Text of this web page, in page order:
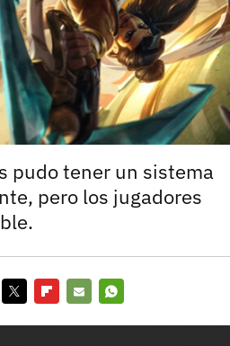
pudo tener un sistema
pero los jugadores
con Facebook ya no está
puedes seguir usando tu cuenta
tu acceso con Facebook
Entra con Google
¿Ya tienes cuenta?
Entra en 3DJuegos